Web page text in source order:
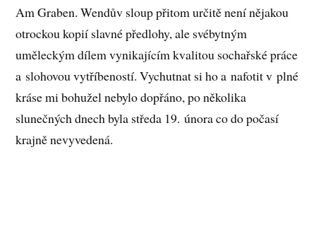
Am Graben. Wendův sloup přitom určitě není nějakou
otrockou kopií slavné předlohy, ale svébytným
uměleckým dílem vynikajícím kvalitou sochařské práce
a slohovou vytříbeností. Vychutnat si ho a nafotit v plné
kráse mi bohužel nebylo dopřáno, po několika
slunečných dnech byla středa 19. února co do počasí
krajně nevyvedená.